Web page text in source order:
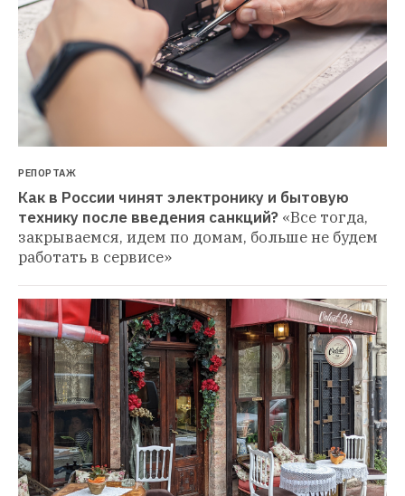
РЕПОРТАЖ
Как в России чинят электронику и бытовую
технику после введения санкций? «Все тогда,
закрываемся, идем по домам, больше не будем
работать в сервисе»